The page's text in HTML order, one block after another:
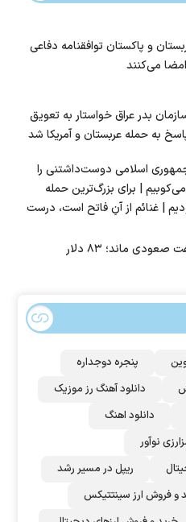
و پاکستان توافقنامه دفاعی
می‌کنند
بدر عراق خواستار به تعویق
به حمله عربستان و آمریکا شد
اسلامی دوست‌داشتنی را
| برای بزرگ‌ترین حمله
| غنائم از آنِ فاتح است، درست
ماند؛ ۸۳ دلار
پنجره دوجداره
دانلود آهنگ رز‌ موزیک
دانلود اهنگ
نوآور
ریپل در مسیر رشد
و فروش ارز سینتتیکس